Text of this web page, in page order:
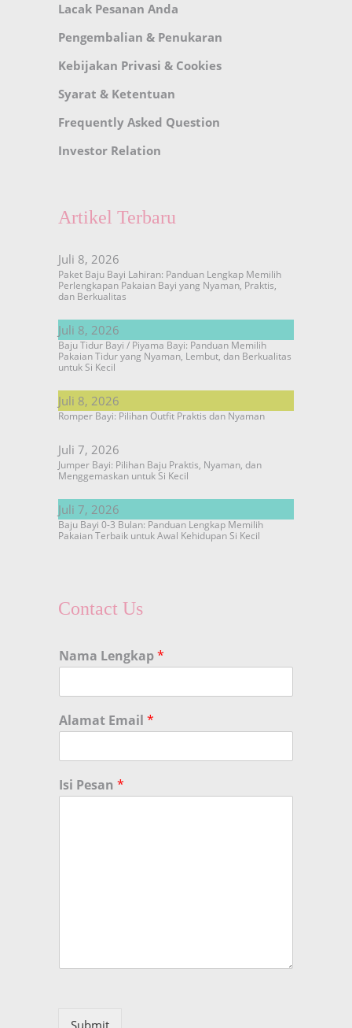
Lacak Pesanan Anda
Pengembalian & Penukaran
Kebijakan Privasi & Cookies
Syarat & Ketentuan
Frequently Asked Question
Investor Relation
Artikel Terbaru
Juli 8, 2026
Paket Baju Bayi Lahiran: Panduan Lengkap Memilih
Perlengkapan Pakaian Bayi yang Nyaman, Praktis,
dan Berkualitas
Juli 8, 2026
Baju Tidur Bayi / Piyama Bayi: Panduan Memilih
Pakaian Tidur yang Nyaman, Lembut, dan Berkualitas
untuk Si Kecil
Juli 8, 2026
Romper Bayi: Pilihan Outfit Praktis dan Nyaman
Juli 7, 2026
Jumper Bayi: Pilihan Baju Praktis, Nyaman, dan
Menggemaskan untuk Si Kecil
Juli 7, 2026
Baju Bayi 0-3 Bulan: Panduan Lengkap Memilih
Pakaian Terbaik untuk Awal Kehidupan Si Kecil
Contact Us
Nama Lengkap*
Alamat Email *
Isi Pesan *